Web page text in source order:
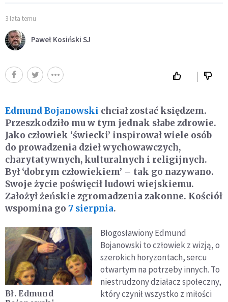
3 lata temu
Paweł Kosiński SJ
Edmund Bojanowski chciał zostać księdzem.
Przeszkodziło mu w tym jednak słabe zdrowie.
Jako człowiek ‘świecki’ inspirował wiele osób
do prowadzenia dzieł wychowawczych,
charytatywnych, kulturalnych i religijnych.
Był ‘dobrym człowiekiem’ – tak go nazywano.
Swoje życie poświęcił ludowi wiejskiemu.
Założył żeńskie zgromadzenia zakonne. Kościół
wspomina go 7 sierpnia.
Bł. Edmund
Błogosławiony Edmund
Bojanowski to człowiek z wizją, o
szerokich horyzontach, sercu
otwartym na potrzeby innych. To
niestrudzony działacz społeczny,
który czynił wszystko z miłości